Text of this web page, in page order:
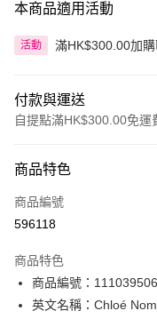
本商品適用活動
活動 滿HK$300.00加購
付款與運送
自提點滿HK$300.00免運
信用卡
Apple Pay
PayMe
WeChat Pay
商品特色
商品編號
596118
商品特色
商品編號：
英文名稱：Chloé